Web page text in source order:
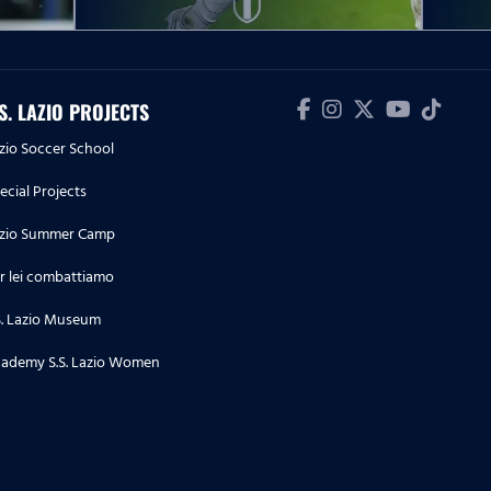
partita
dichiarazioni post partita
partita
LAZIO PROJECTS
Soccer School
Projects
Summer Camp
lei combattiamo
Lazio Museum
S.S. Lazio Women